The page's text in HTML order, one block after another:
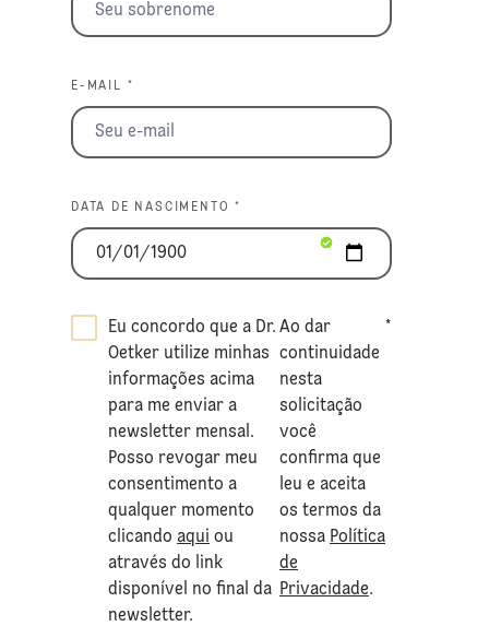
E-MAIL *
DATA DE NASCIMENTO *
Eu concordo que a Dr.
Oetker utilize minhas
informações acima
para me enviar a
newsletter mensal.
Posso revogar meu
consentimento a
qualquer momento
clicando aqui ou
através do link
disponível no final da
newsletter.
Ao dar
continuidade
nesta
solicitação
você
confirma que
leu e aceita
os termos da
nossa Política
de
Privacidade.
*